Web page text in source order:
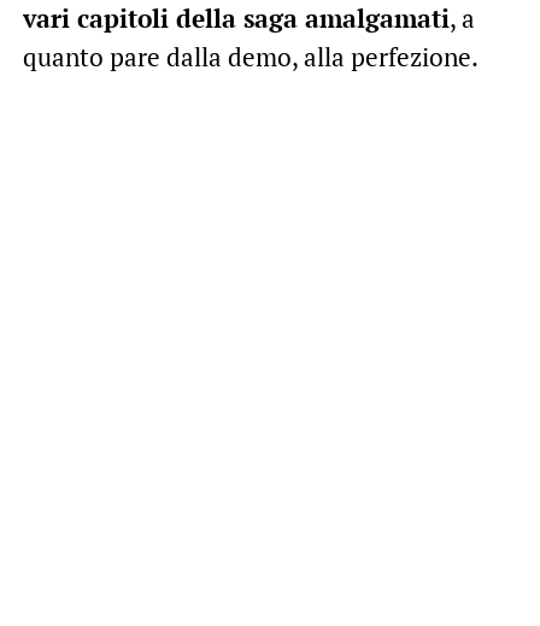
vari capitoli della saga amalgamati, a
quanto pare dalla demo, alla perfezione.